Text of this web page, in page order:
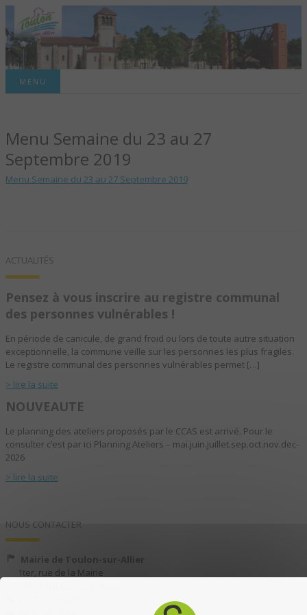
TOULON-SUR-
ALLIER – SITE
OFFICIEL DE LA
MENU
Menu Semaine du 23 au 27
Septembre 2019
Menu Semaine du 23 au 27 Septembre 2019
ACTUALITÉS
Pensez à vous inscrire au registre communal
des personnes vulnérables !
En période de canicule, de grand froid ou lors de toute autre situation
exceptionnelle, la commune veille sur les personnes les plus fragiles.
Le registre communal des personnes vulnérables permet […]
> lire la suite
NOUVEAUTE
Le planning des ateliers proposés par le CCAS est arrivé. Pour le
consulter c’est par ici Planning Ateliers – mai.juin.juillet.sep.oct.nov.dec-
2026
> lire la suite
NOUS CONTACTER
Mairie de Toulon-sur-Allier
1ter, rue de la Mairie